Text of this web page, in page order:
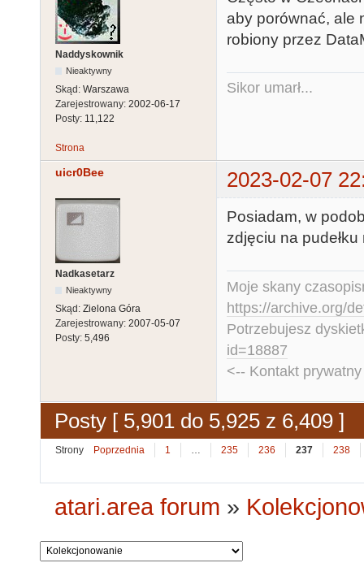
Naddyskownik
Nieaktywny
Skąd: Warszawa
Zarejestrowany: 2002-06-17
Posty: 11,122
aby porównać, ale
robiony przez
Sikor umarł...
Strona
uicr0Bee 2023-02-07
Nadkasetarz
Nieaktywny
Skąd: Zielona Góra
Zarejestrowany: 2007-05-07
Posty: 5,496
Posiadam, w
zdjęciu na
Moje skany
https://archive.org/
Potrzebujesz
id=18887
<-- Kontakt
Posty [ 5,901 do 5,925 z 6,409 ]
Strony Poprzednia 1 … 235 236 237 238
atari.area forum »